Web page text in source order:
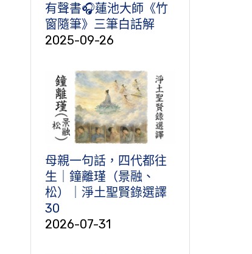
有聲書🎧蓮池大師《竹
窗隨筆》三筆白話解
2025-09-26
母親一句話，四代都往
生｜鐘離瑾（景融、
松）｜淨土聖賢錄選譯
30
2026-07-31